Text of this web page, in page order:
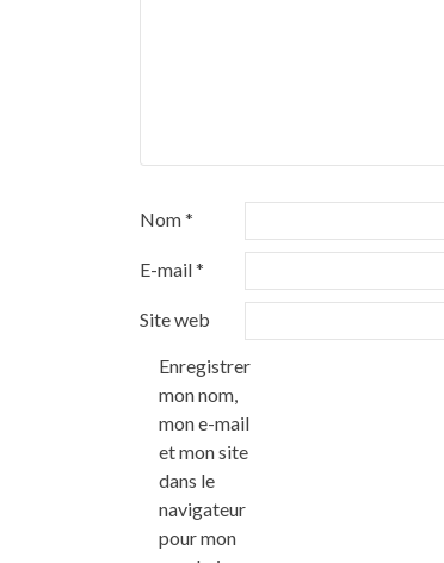
Nom*
E-mail*
Site web
Enregistrer
mon nom,
mon e-mail
et mon site
dans le
navigateur
pour mon